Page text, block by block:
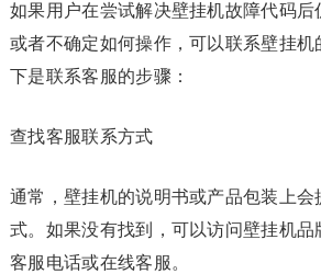
如果用户在尝试解决壁挂机故障代码后
或者不确定如何操作，可以联系壁挂机
下是联系客服的步骤：
查找客服联系方式
通常，壁挂机的说明书或产品包装上
式。如果没有找到，可以访问壁挂机
客服电话或在线客服。